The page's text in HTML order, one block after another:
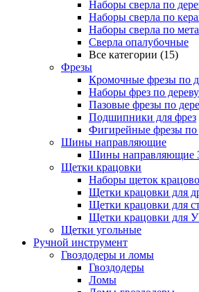
Наборы сверла по
Наборы сверла по
Наборы сверла по
Сверла опалубочные
Все категории (15)
Фрезы
Кромочные фрезы по
Наборы фрез по дереву
Пазовые фрезы по
Подшипники для фрез
Фигирейные фрезы по
Шины направляющие
Шины направляющие
Щетки крацовки
Наборы щеток
Щетки крацовки для
Щетки крацовки для
Щетки крацовки
Щетки угольные
Ручной инструмент
Гвоздодеры и ломы
Гвоздодеры
Ломы